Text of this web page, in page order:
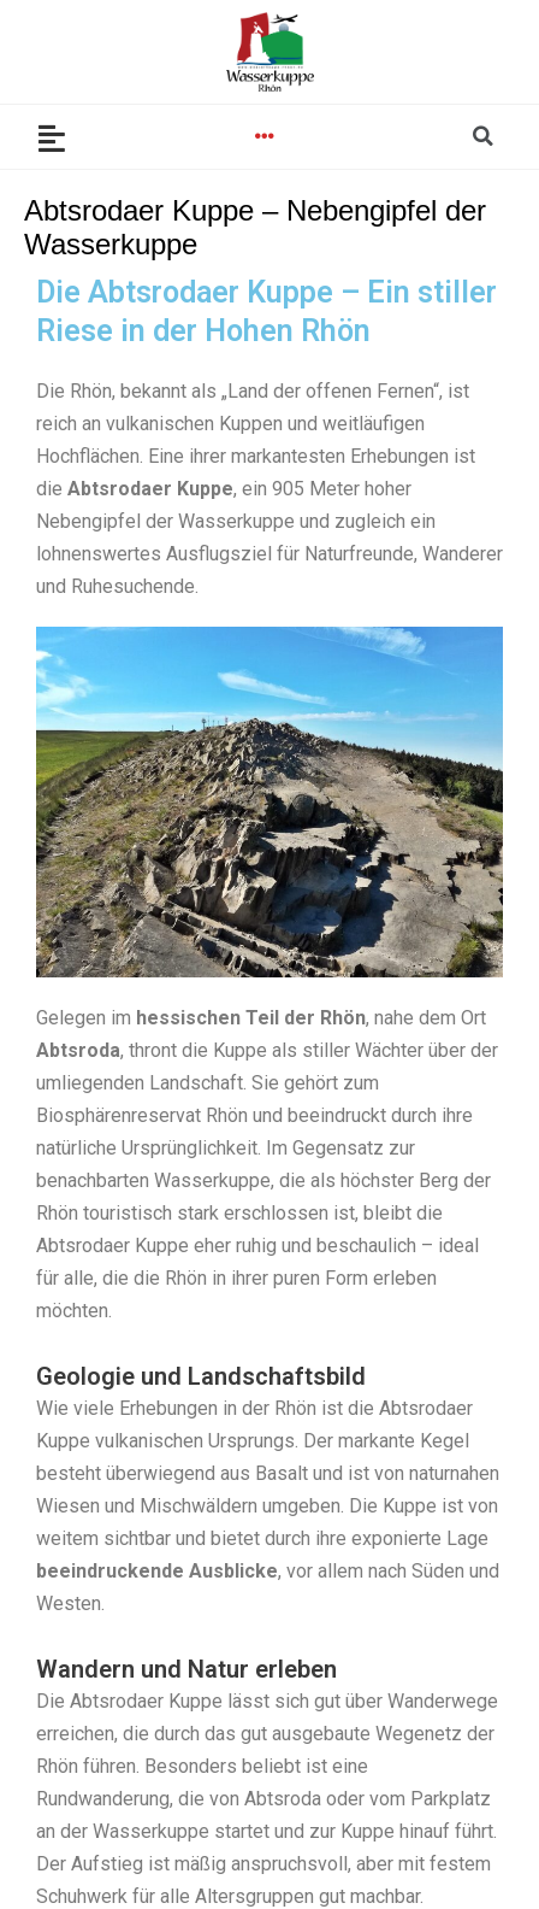
Menu
Abtsrodaer Kuppe – Nebengipfel der
Wasserkuppe
Die Abtsrodaer Kuppe – Ein stiller
Riese in der Hohen Rhön
Die Rhön, bekannt als „Land der offenen Fernen“, ist
reich an vulkanischen Kuppen und weitläufigen
Hochflächen. Eine ihrer markantesten Erhebungen ist
die Abtsrodaer Kuppe, ein 905 Meter hoher
Nebengipfel der Wasserkuppe und zugleich ein
lohnenswertes Ausflugsziel für Naturfreunde, Wanderer
und Ruhesuchende.
Gelegen im hessischen Teil der Rhön, nahe dem Ort
Abtsroda, thront die Kuppe als stiller Wächter über der
umliegenden Landschaft. Sie gehört zum
Biosphärenreservat Rhön und beeindruckt durch ihre
natürliche Ursprünglichkeit. Im Gegensatz zur
benachbarten Wasserkuppe, die als höchster Berg der
Rhön touristisch stark erschlossen ist, bleibt die
Abtsrodaer Kuppe eher ruhig und beschaulich – ideal
für alle, die die Rhön in ihrer puren Form erleben
möchten.
Geologie und Landschaftsbild
Wie viele Erhebungen in der Rhön ist die Abtsrodaer
Kuppe vulkanischen Ursprungs. Der markante Kegel
besteht überwiegend aus Basalt und ist von naturnahen
Wiesen und Mischwäldern umgeben. Die Kuppe ist von
weitem sichtbar und bietet durch ihre exponierte Lage
beeindruckende Ausblicke, vor allem nach Süden und
Westen.
Wandern und Natur erleben
Die Abtsrodaer Kuppe lässt sich gut über Wanderwege
erreichen, die durch das gut ausgebaute Wegenetz der
Rhön führen. Besonders beliebt ist eine
Rundwanderung, die von Abtsroda oder vom Parkplatz
an der Wasserkuppe startet und zur Kuppe hinauf führt.
Der Aufstieg ist mäßig anspruchsvoll, aber mit festem
Schuhwerk für alle Altersgruppen gut machbar.